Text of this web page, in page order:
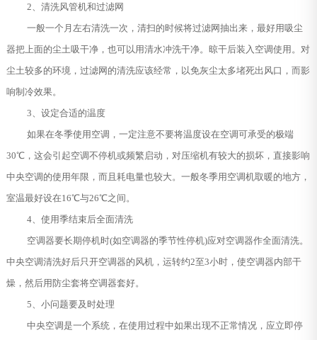
2、清洗风管机和过滤网
一般一个月左右清洗一次，清扫的时候将过滤网抽出来，最好用吸尘
器把上面的尘土吸干净，也可以用清水冲洗干净。晾干后装入空调使用。对
尘土较多的环境，过滤网的清洗应该经常，以免灰尘太多堵死出风口，而影
响制冷效果。
3、设定合适的温度
如果在冬季使用空调，一定注意不要将温度设在空调可承受的极端
30℃，这会引起空调不停机或频繁启动，对压缩机有较大的损坏，直接影响
中央空调的使用年限，而且耗电量也较大。一般冬季用空调机取暖的地方，
室温最好设在16℃与26℃之间。
4、使用季结束后全面清洗
空调器要长期停机时(如空调器的季节性停机)应对空调器作全面清洗。
中央空调清洗好后只开空调器的风机，运转约2至3小时，使空调器内部干
燥，然后用防尘套将空调器套好。
5、小问题要及时处理
中央空调是一个系统，在使用过程中如果出现不正常情况，应立即停